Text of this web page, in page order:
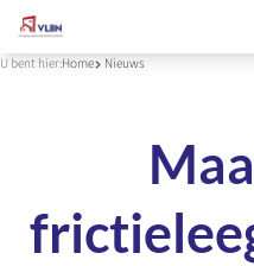
U bent hier:Home Nieuws